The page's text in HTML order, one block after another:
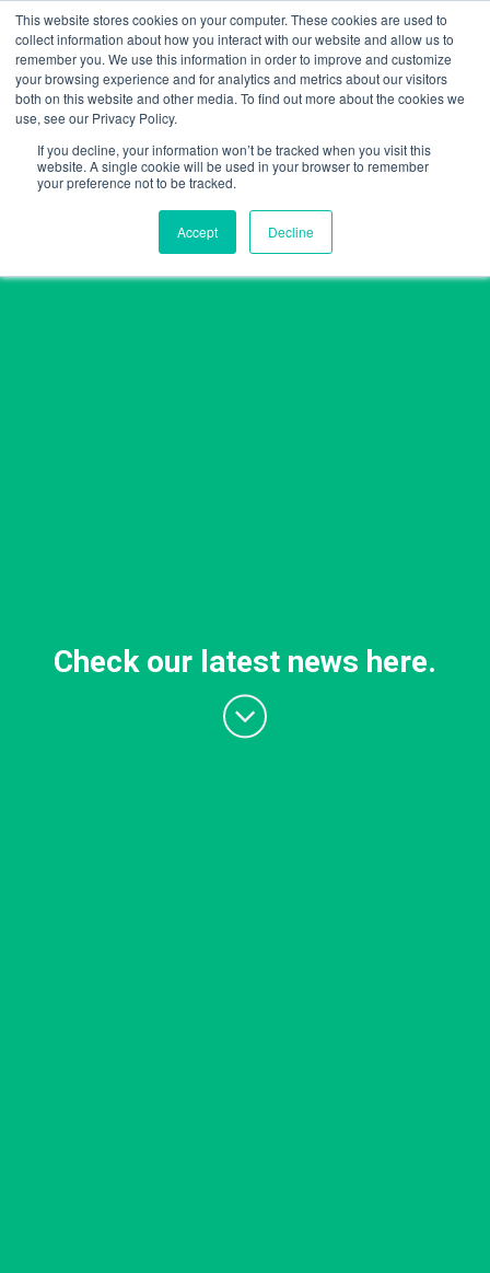
This website stores cookies on your computer. These cookies are used to
collect information about how you interact with our website and allow us to
remember you. We use this information in order to improve and customize
your browsing experience and for analytics and metrics about our visitors
both on this website and other media. To find out more about the cookies we
use, see our Privacy Policy.
If you decline, your information won’t be tracked when you visit this
website. A single cookie will be used in your browser to remember
your preference not to be tracked.
Accept Decline
Skip
to
content
Check our latest news here.